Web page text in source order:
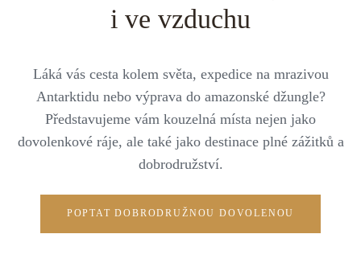
i ve vzduchu
Láká vás cesta kolem světa, expedice na mrazivou
Antarktidu nebo výprava do amazonské džungle?
Představujeme vám kouzelná místa nejen jako
dovolenkové ráje, ale také jako destinace plné zážitků a
dobrodružství.
POPTAT DOBRODRUŽNOU DOVOLENOU
Dovolená na pláži
Prodloužený víkend
Privátní vily
Island
Botswana
Všechny destinace